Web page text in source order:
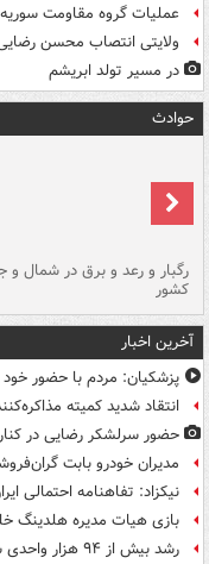
عملیات گروه مقاومت سوریه
ولایتی انتصاب محسن
در مسیر تولد ابریشم
حوادث
رگبار و رعد و برق در شمال و
کشور
آخرین اخبار
پزشکیان: مردم با حضور
انتقاد شدید کمیته مذاکره‌کننده میناب
حضور سرلشکر رضایی در
مدیران خودرو بابت گران‌فروشی ۲۶ خودرو
نیکزاد: تفاهنامه
بازی هیات مدیره هلدینگ
رشد بیش از ۹۴ هزار واحدی شاخص کل بورس